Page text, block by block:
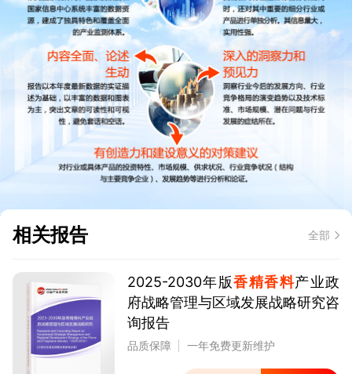
相关报告 全部
2025-2030年版香精香料产业政
府战略管理与区域发展战略研究咨
询报告
品质保障 一年免费更新维护